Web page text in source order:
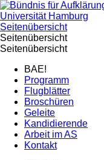
Seitenübersicht
Seitenübersicht
Seitenübersicht
BAE!
Programm
Flugblätter
Broschüren
Geleite
Kandidierende
Arbeit im AS
Kontakt